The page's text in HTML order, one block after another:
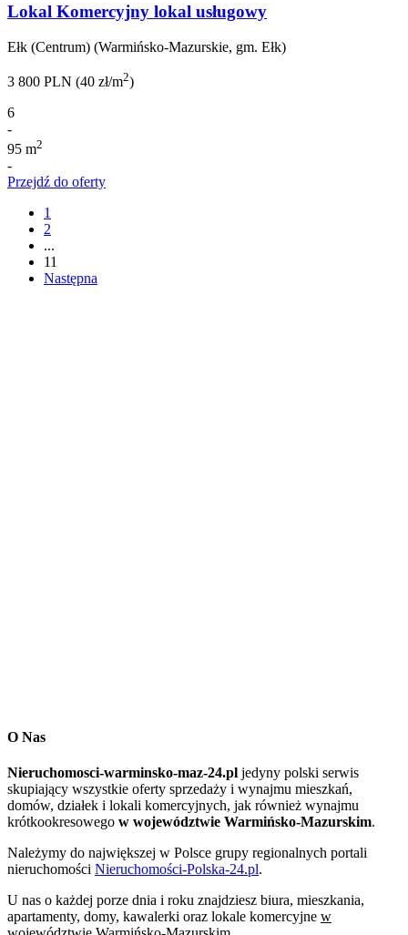
Lokal Komercyjny lokal usługowy
Ełk (Centrum) (Warmińsko-Mazurskie, gm. Ełk)
3 800 PLN (40 zł/m2)
6
-
95 m2
-
Przejdź do oferty
1
2
...
11
Następna
O Nas
Nieruchomosci-warminsko-maz-24.pl jedyny polski serwis
skupiający wszystkie oferty sprzedaży i wynajmu mieszkań,
domów, działek i lokali komercyjnych, jak również wynajmu
krótkookresowego w województwie Warmińsko-Mazurskim.
Należymy do największej w Polsce grupy regionalnych portali
nieruchomości Nieruchomości-Polska-24.pl.
U nas o każdej porze dnia i roku znajdziesz biura, mieszkania,
apartamenty, domy, kawalerki oraz lokale komercyjne w